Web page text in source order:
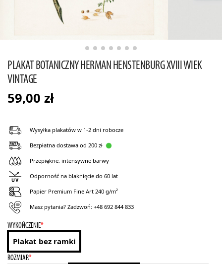
PLAKAT BOTANICZNY HERMAN HENSTENBURG XVIII WIEK
VINTAGE
59,00 zł
Wysyłka plakatów w 1-2 dni robocze
Bezpłatna dostawa od 200 zł
Przepiękne, intensywne barwy
Odporność na blaknięcie do 60 lat
Papier Premium Fine Art 240 g/m²
Masz pytania? Zadzwoń: +48 692 844 833
*
WYKOŃCZENIE
Plakat bez ramki
*
ROZMIAR